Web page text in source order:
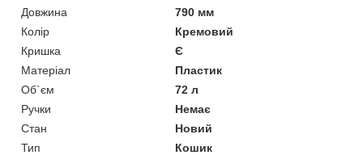
Довжина
790 мм
Колір
Кремовий
Кришка
Є
Матеріал
Пластик
Об`єм
72 л
Ручки
Немає
Стан
Новий
Тип
Кошик